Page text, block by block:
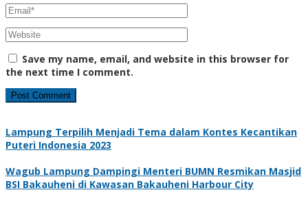
Save my name, email, and website in this browser for
the next time I comment.
Lampung Terpilih Menjadi Tema dalam Kontes Kecantikan
Puteri Indonesia 2023
Wagub Lampung Dampingi Menteri BUMN Resmikan Masjid
BSI Bakauheni di Kawasan Bakauheni Harbour City